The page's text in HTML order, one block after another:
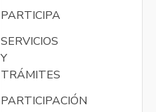
PARTICIPA
SERVICIOS
Y
TRÁMITES
PARTICIPACIÓN